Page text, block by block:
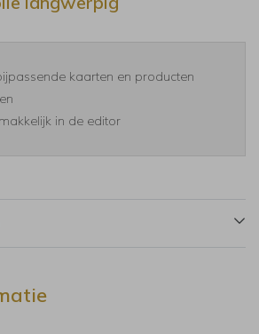
kaarten en producten
in de editor